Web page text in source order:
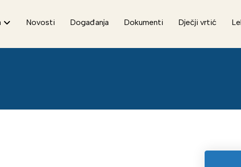
Novosti Događanja Dokumenti Dječji vrtić